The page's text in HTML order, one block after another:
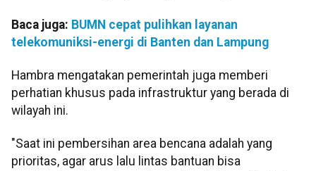
Baca juga: BUMN cepat pulihkan layanan
telekomuniksi-energi di Banten dan Lampung
Hambra mengatakan pemerintah juga memberi
perhatian khusus pada infrastruktur yang berada di
wilayah ini.
"Saat ini pembersihan area bencana adalah yang
prioritas, agar arus lalu lintas bantuan bisa